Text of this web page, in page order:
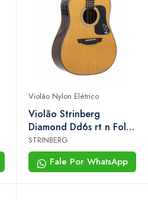
Violão Nylon Elétrico
Violão Strinberg
Diamond Dd6s rt n Folk
Aço All Solid — Roasted
Spruce, Rosewood
Maciço e Case
STRINBERG
Fale Por WhatsApp